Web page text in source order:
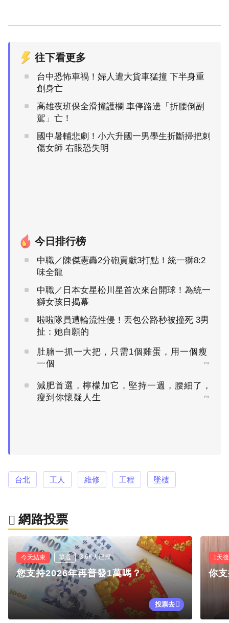
往下看更多
台中恐怖車禍！婦人遭大貨車猛撞 下半身重
創身亡
高雄夜班保全滑撞護欄 車停路邊「折腰倒副
駕」亡！
國中暑輔悲劇！小六升國一男學生折斷掃把刺
傷女師 右眼恐失明
今日排行榜
中職／陳傑憲轟2分砲貢獻3打點！統一獅8:2
味全龍
中職／日本女星松川星首次來台開球！為統一
獅女孩日揭幕
啦啦隊員遭輪流性侵！丟包公路秒被撞死 3男
扯：她自願的
肚腩一抓一大把，只需1個雞蛋，用一個瘦
一個
PR
減肥首選，檸檬加它，堅持一週，腰細了，
瘦到你懷疑人生
PR
台北 工人 維修 工程 墜樓
網路投票
今天結束 單選 3.6K人已投
您支持2026年再普發1萬嗎？
投票去
1天
你